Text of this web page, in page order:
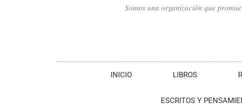
Somos una organización que
INICIO LIBROS
ESCRITOS Y